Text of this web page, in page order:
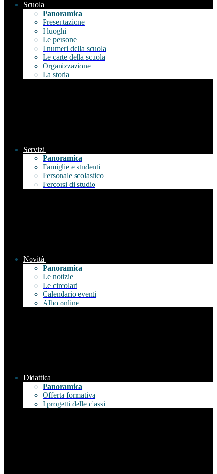
Scuola
Panoramica
Presentazione
I luoghi
Le persone
I numeri della scuola
Le carte della scuola
Organizzazione
La storia
Servizi
Panoramica
Famiglie e studenti
Personale scolastico
Percorsi di studio
Novità
Panoramica
Le notizie
Le circolari
Calendario eventi
Albo online
Didattica
Panoramica
Offerta formativa
I progetti delle classi